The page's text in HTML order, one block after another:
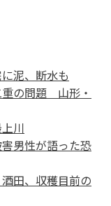
泥、断水も
の問題 山形・
川
男性が語った恐
田、収穫目前の